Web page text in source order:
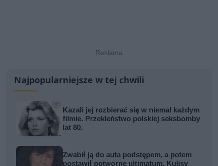
Najpopularniejsze w tej chwili
Kazali jej rozbierać się w niemal każdym
filmie. Przekleństwo polskiej seksbomby
lat 80.
Zwabił ją do auta podstępem, a potem
postawił potworne ultimatum. Kulisy